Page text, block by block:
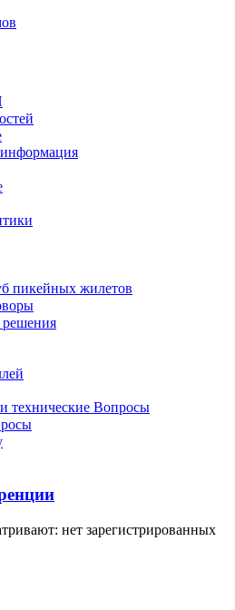
пикейных жилетов
технические Вопросы
нет зарегистрированных